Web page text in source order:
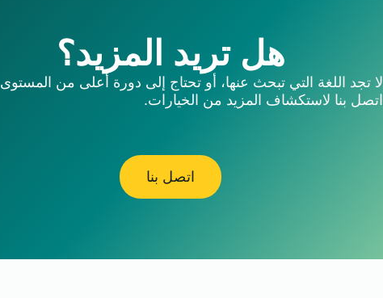
هل تريد المزيد؟
لا تجد اللغة التي تبحث عنها، أو تحتاج إلى دورة أعلى من المستوى B1.4؟
اتصل بنا لاستكشاف المزيد من الخيارات.
اتصل بنا